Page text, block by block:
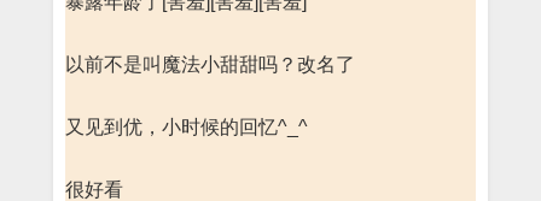
以前不是叫魔法小甜甜吗？改名了
又见到优，小时候的回忆^_^
很好看